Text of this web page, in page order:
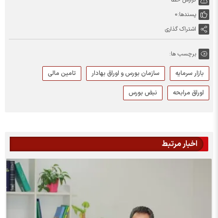
پسندها:0
اشتراک گذاری
برچسب ها:
بازار سرمایه سازمان بورس و اوراق بهادار
تامین مالی
اوراق مرابحه
نبض بورس
اخبار مرتبط